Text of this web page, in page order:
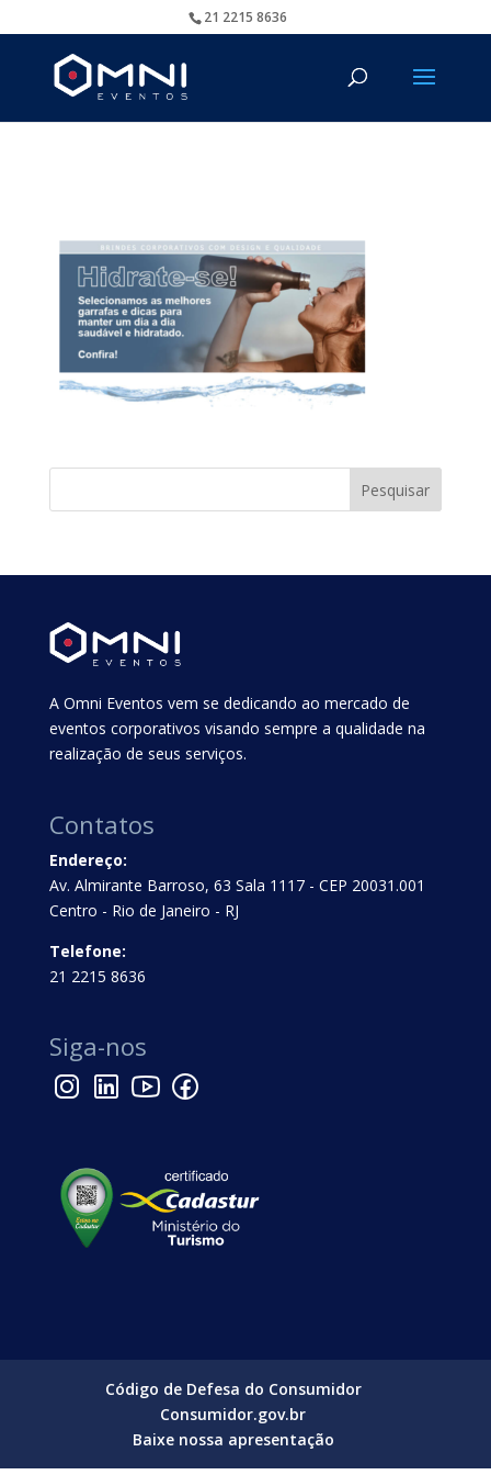
21 2215 8636
A Omni Eventos vem se dedicando ao mercado de
eventos corporativos visando sempre a qualidade na
realização de seus serviços.
Contatos
Endereço:
Av. Almirante Barroso, 63 Sala 1117 - CEP 20031.001
Centro - Rio de Janeiro - RJ
Telefone:
21 2215 8636
Siga-nos
Código de Defesa do Consumidor
Consumidor.gov.br
Baixe nossa apresentação